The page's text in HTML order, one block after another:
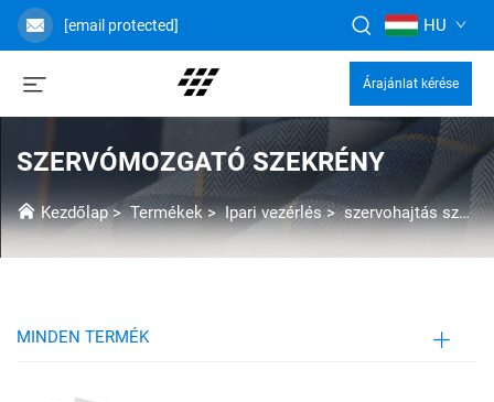
[email protected] HU
Árajánlat kérése
SZERVÓMOZGATÓ SZEKRÉNY
Kezdőlap>Termékek>Ipari vezérlés>szervohajtás szekrény
MINDEN TERMÉK